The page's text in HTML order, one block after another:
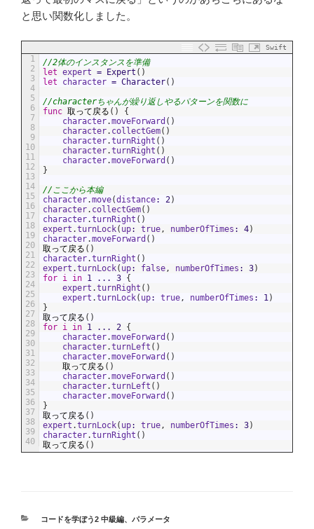
と思い関数化しました。
Swift
1
2
3
4
5
6
7
8
9
10
11
12
13
14
15
16
17
18
19
20
21
22
23
24
25
26
27
28
29
30
31
32
33
34
35
36
37
38
39
40
//2体のインスタンスを準備
let expert = Expert ( )
let
character = Character( )
//characterちゃんが繰り返しやるパターンを関数に
func 取って戻る ( )
{
character.moveForward ( )
character. collectGem( )
character.turnRight ( )
character.turnRight ( )
character.moveForward ( )
}
//ここから本編
character.move(distance: 2)
character. collectGem( )
character.turnRight ( )
expert .turnLock( up: true , numberOfTimes : 4)
character.moveForward ( )
取って戻る ( )
character.turnRight ( )
expert .turnLock( up: false , numberOfTimes : 3)
for i in 1 ... 3 {
expert .turnRight ( )
expert .turnLock( up: true , numberOfTimes : 1 )
}
取って戻る ( )
for i in 1 ... 2 {
character.moveForward ( )
character.turnLeft ( )
character.moveForward ( )
取って戻る ( )
character.moveForward ( )
character.turnLeft ( )
character.moveForward ( )
}
取って戻る ( )
expert .turnLock( up: true , numberOfTimes : 3)
character.turnRight ( )
取って戻る ( )
カ
コードを学ぼう2 中級編、 パラメータ